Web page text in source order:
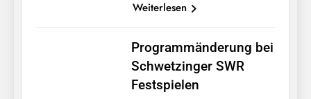
Weiterlesen
Programmänderung bei
Schwetzinger SWR
Festspielen